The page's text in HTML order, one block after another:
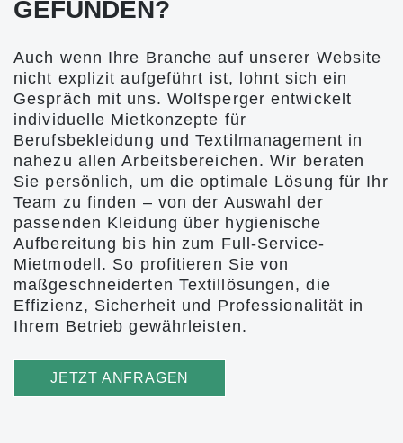
GEFUNDEN?
Auch wenn Ihre Branche auf unserer Website
nicht explizit aufgeführt ist, lohnt sich ein
Gespräch mit uns. Wolfsperger entwickelt
individuelle Mietkonzepte für
Berufsbekleidung und Textilmanagement in
nahezu allen Arbeitsbereichen. Wir beraten
Sie persönlich, um die optimale Lösung für Ihr
Team zu finden – von der Auswahl der
passenden Kleidung über hygienische
Aufbereitung bis hin zum Full-Service-
Mietmodell. So profitieren Sie von
maßgeschneiderten Textillösungen, die
Effizienz, Sicherheit und Professionalität in
Ihrem Betrieb gewährleisten.
JETZT ANFRAGEN